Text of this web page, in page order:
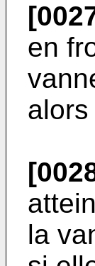
en
la